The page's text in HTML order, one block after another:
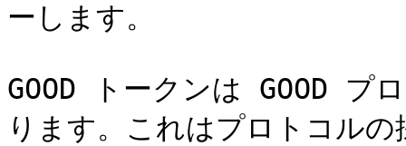
ーします。
GOOD トークンは GOOD プ
ります。これはプロトコル